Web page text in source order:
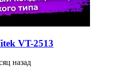
VT-2513
назад